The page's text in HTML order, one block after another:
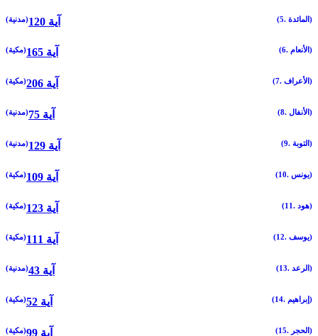
(5. المائدة) (مدنية) 120 آية
(6. الأنعام) (مكية) 165 آية
(7. الأعراف) (مكية) 206 آية
(8. الأنفال) (مدنية) 75 آية
(9. التوبة) (مدنية) 129 آية
(10. يونس) (مكية) 109 آية
(11. هود) (مكية) 123 آية
(12. يوسف) (مكية) 111 آية
(13. الرعد) (مدنية) 43 آية
(14. إبراهيم) (مكية) 52 آية
(15. الحجر) (مكية) 99 آية